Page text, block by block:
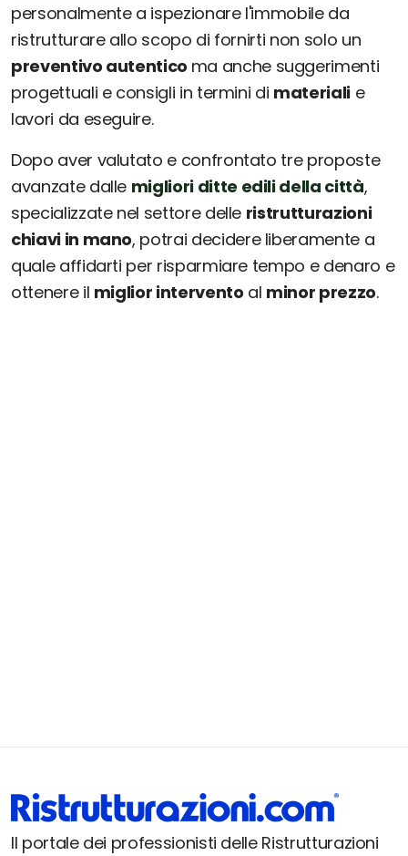
personalmente a ispezionare l'immobile da
ristrutturare allo scopo di fornirti non solo un
preventivo autentico ma anche suggerimenti
progettuali e consigli in termini di materialie
lavori da eseguire.
Dopo aver valutato e confrontato tre proposte
avanzate dalle migliori ditte edili della città,
specializzate nel settore delle ristrutturazioni
chiavi in mano, potrai decidere liberamente a
quale affidarti per risparmiare tempo e denaro e
ottenere il miglior intervento al minor prezzo.
Il portale dei professionisti delle Ristrutturazioni